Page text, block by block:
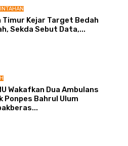
Timur Kejar Target Bedah
Sekda Sebut Data,...
Wakafkan Dua Ambulans
Ponpes Bahrul Ulum